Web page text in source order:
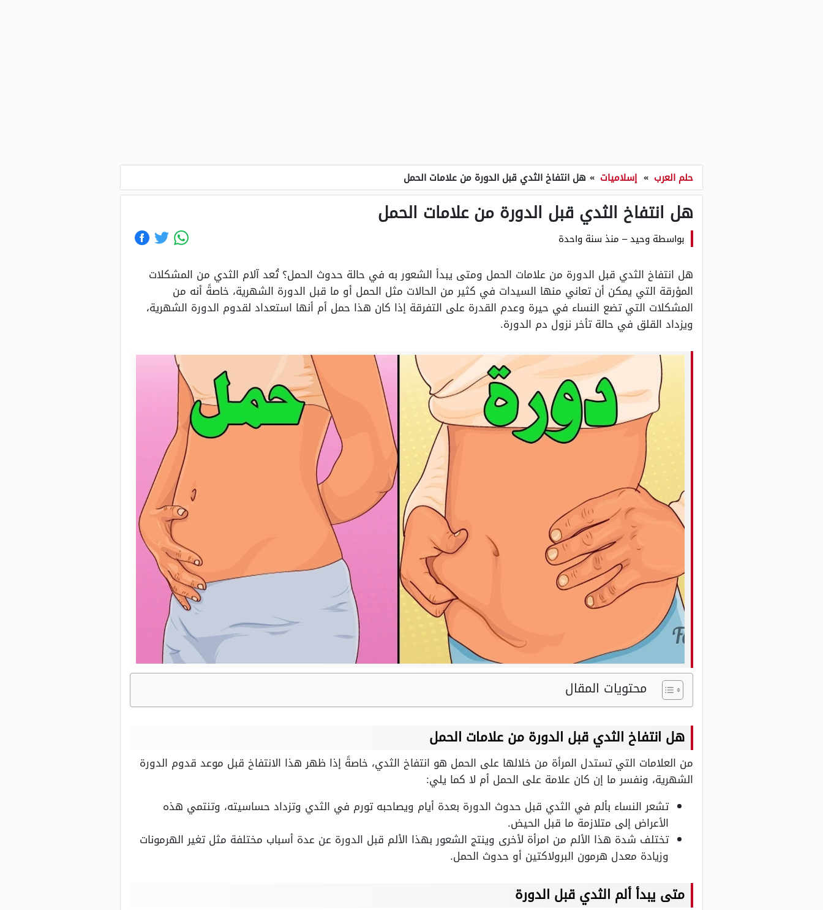
حلم العرب » إسلاميات » هل انتفاخ الثدي قبل الدورة من علامات الحمل
هل انتفاخ الثدي قبل الدورة من علامات الحمل
بواسطة وحيد– منذ سنة واحدة
هل انتفاخ الثدي قبل الدورة من علامات الحمل ومتى يبدأ الشعور به في حالة حدوث الحمل؟ تُعد آلام الثدي من المشكلات
المؤرقة التي يمكن أن تعاني منها السيدات في كثير من الحالات مثل الحمل أو ما قبل الدورة الشهرية، خاصةً أنه من
المشكلات التي تضع النساء في حيرة وعدم القدرة على التفرقة إذا كان هذا حمل أم أنها استعداد لقدوم الدورة الشهرية،
ويزداد القلق في حالة تأخر نزول دم الدورة.
محتويات المقال
هل انتفاخ الثدي قبل الدورة من علامات الحمل
من العلامات التي تستدل المرأة من خلالها على الحمل هو انتفاخ الثدي، خاصةً إذا ظهر هذا الانتفاخ قبل موعد قدوم الدورة
الشهرية، ونفسر ما إن كان علامة على الحمل أم لا كما يلي:
تشعر النساء بألم في الثدي قبل حدوث الدورة بعدة أيام ويصاحبه تورم في الثدي وتزداد حساسيته، وتنتمي هذه
الأعراض إلى متلازمة ما قبل الحيض.
تختلف شدة هذا الألم من امرأة لأخرى وينتج الشعور بهذا الألم قبل الدورة عن عدة أسباب مختلفة مثل تغير الهرمونات
وزيادة معدل هرمون البرولاكتين أو حدوث الحمل.
متى يبدأ ألم الثدي قبل الدورة